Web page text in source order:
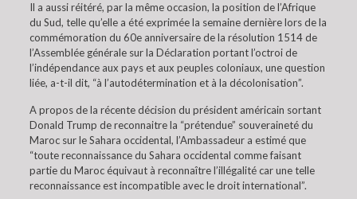
Il a aussi réitéré, par la même occasion, la position de l’Afrique
du Sud, telle qu’elle a été exprimée la semaine dernière lors de la
commémoration du 60e anniversaire de la résolution 1514 de
l’Assemblée générale sur la Déclaration portant l’octroi de
l’indépendance aux pays et aux peuples coloniaux, une question
liée, a-t-il dit, “à l’autodétermination et à la décolonisation”.
A propos de la récente décision du président américain sortant
Donald Trump de reconnaitre la “prétendue” souveraineté du
Maroc sur le Sahara occidental, l’Ambassadeur a estimé que
“toute reconnaissance du Sahara occidental comme faisant
partie du Maroc équivaut à reconnaître l’illégalité car une telle
reconnaissance est incompatible avec le droit international”.